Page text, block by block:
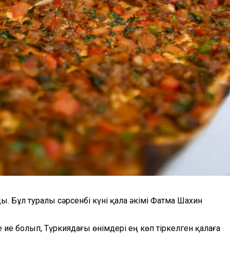
туралы сәрсенбі күні қала әкімі Фатма Шахин
болып, Түркиядағы өнімдері ең көп тіркелген қалаға